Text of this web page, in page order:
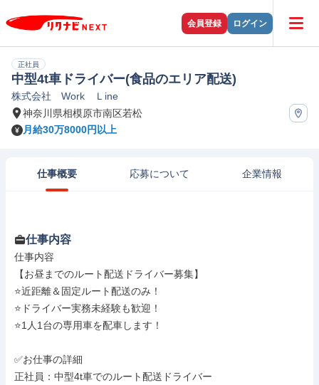
会員登録 ログイン
正社員
中型4t車ドライバー(食品のエリア配送)
株式会社 Work Ｌine
神奈川県相模原市南区若松
月給30万8000円以上
仕事概要 応募について 企業情報
仕事内容
仕事内容
【お昼までのルート配送ドライバー募集】
⭐近距離＆固定ルート配送のみ！
⭐ドライバー実務未経験も歓迎！
⭐1人1台の専用車を配車します！
✅お仕事の詳細
正社員：中型4t車でのルート配送ドライバー